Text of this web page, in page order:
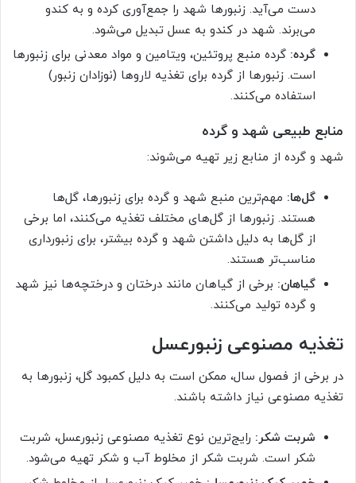
دست می‌آید. زنبورها شهد را جمع‌آوری کرده و به کندو
می‌برند. شهد در کندو به عسل تبدیل می‌شود.
گرده: گرده منبع پروتئین، ویتامین و مواد معدنی برای زنبورها
است. زنبورها از گرده برای تغذیه لاروها (نوزادان زنبور)
استفاده می‌کنند.
منابع طبیعی شهد و گرده
شهد و گرده از منابع زیر تهیه می‌شوند:
گل‌ها: مهم‌ترین منبع شهد و گرده برای زنبورها، گل‌ها
هستند. زنبورها از گل‌های مختلف تغذیه می‌کنند، اما برخی
از گل‌ها به دلیل داشتن شهد و گرده بیشتر، برای زنبورداری
مناسب‌تر هستند.
گیاهان: برخی از گیاهان مانند درختان و درختچه‌ها نیز شهد
و گرده تولید می‌کنند.
تغذیه مصنوعی زنبورعسل
در برخی از فصول سال، ممکن است به دلیل کمبود گل، زنبورها به
تغذیه مصنوعی نیاز داشته باشند.
شربت شکر: رایج‌ترین نوع تغذیه مصنوعی زنبورعسل، شربت
شکر است. شربت شکر از مخلوط آب و شکر تهیه می‌شود.